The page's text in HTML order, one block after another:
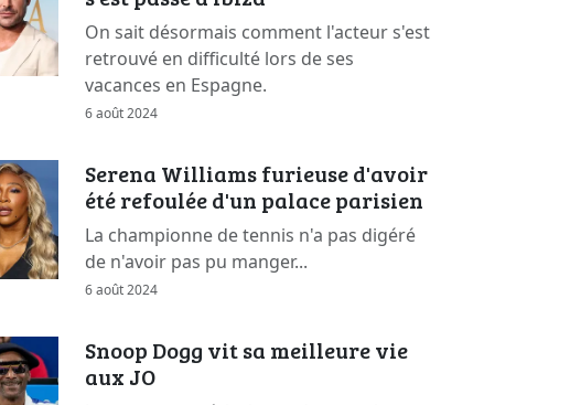
On sait désormais comment l'acteur s'est
retrouvé en difficulté lors de ses
vacances en Espagne.
6 août 2024
Serena Williams furieuse d'avoir
été refoulée d'un palace parisien
La championne de tennis n'a pas digéré
de n'avoir pas pu manger...
6 août 2024
Snoop Dogg vit sa meilleure vie
aux JO